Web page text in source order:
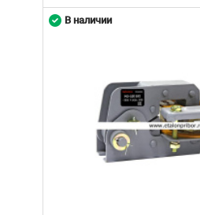
В наличии